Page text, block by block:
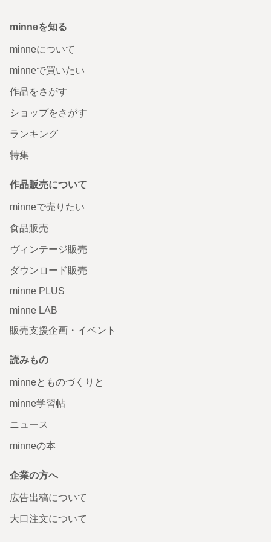
minneを知る
minneについて
minneで買いたい
作品をさがす
ショップをさがす
ランキング
特集
作品販売について
minneで売りたい
食品販売
ヴィンテージ販売
ダウンロード販売
minne PLUS
minne LAB
販売支援企画・イベント
読みもの
minneとものづくりと
minne学習帖
ニュース
minneの本
企業の方へ
広告出稿について
大口注文について